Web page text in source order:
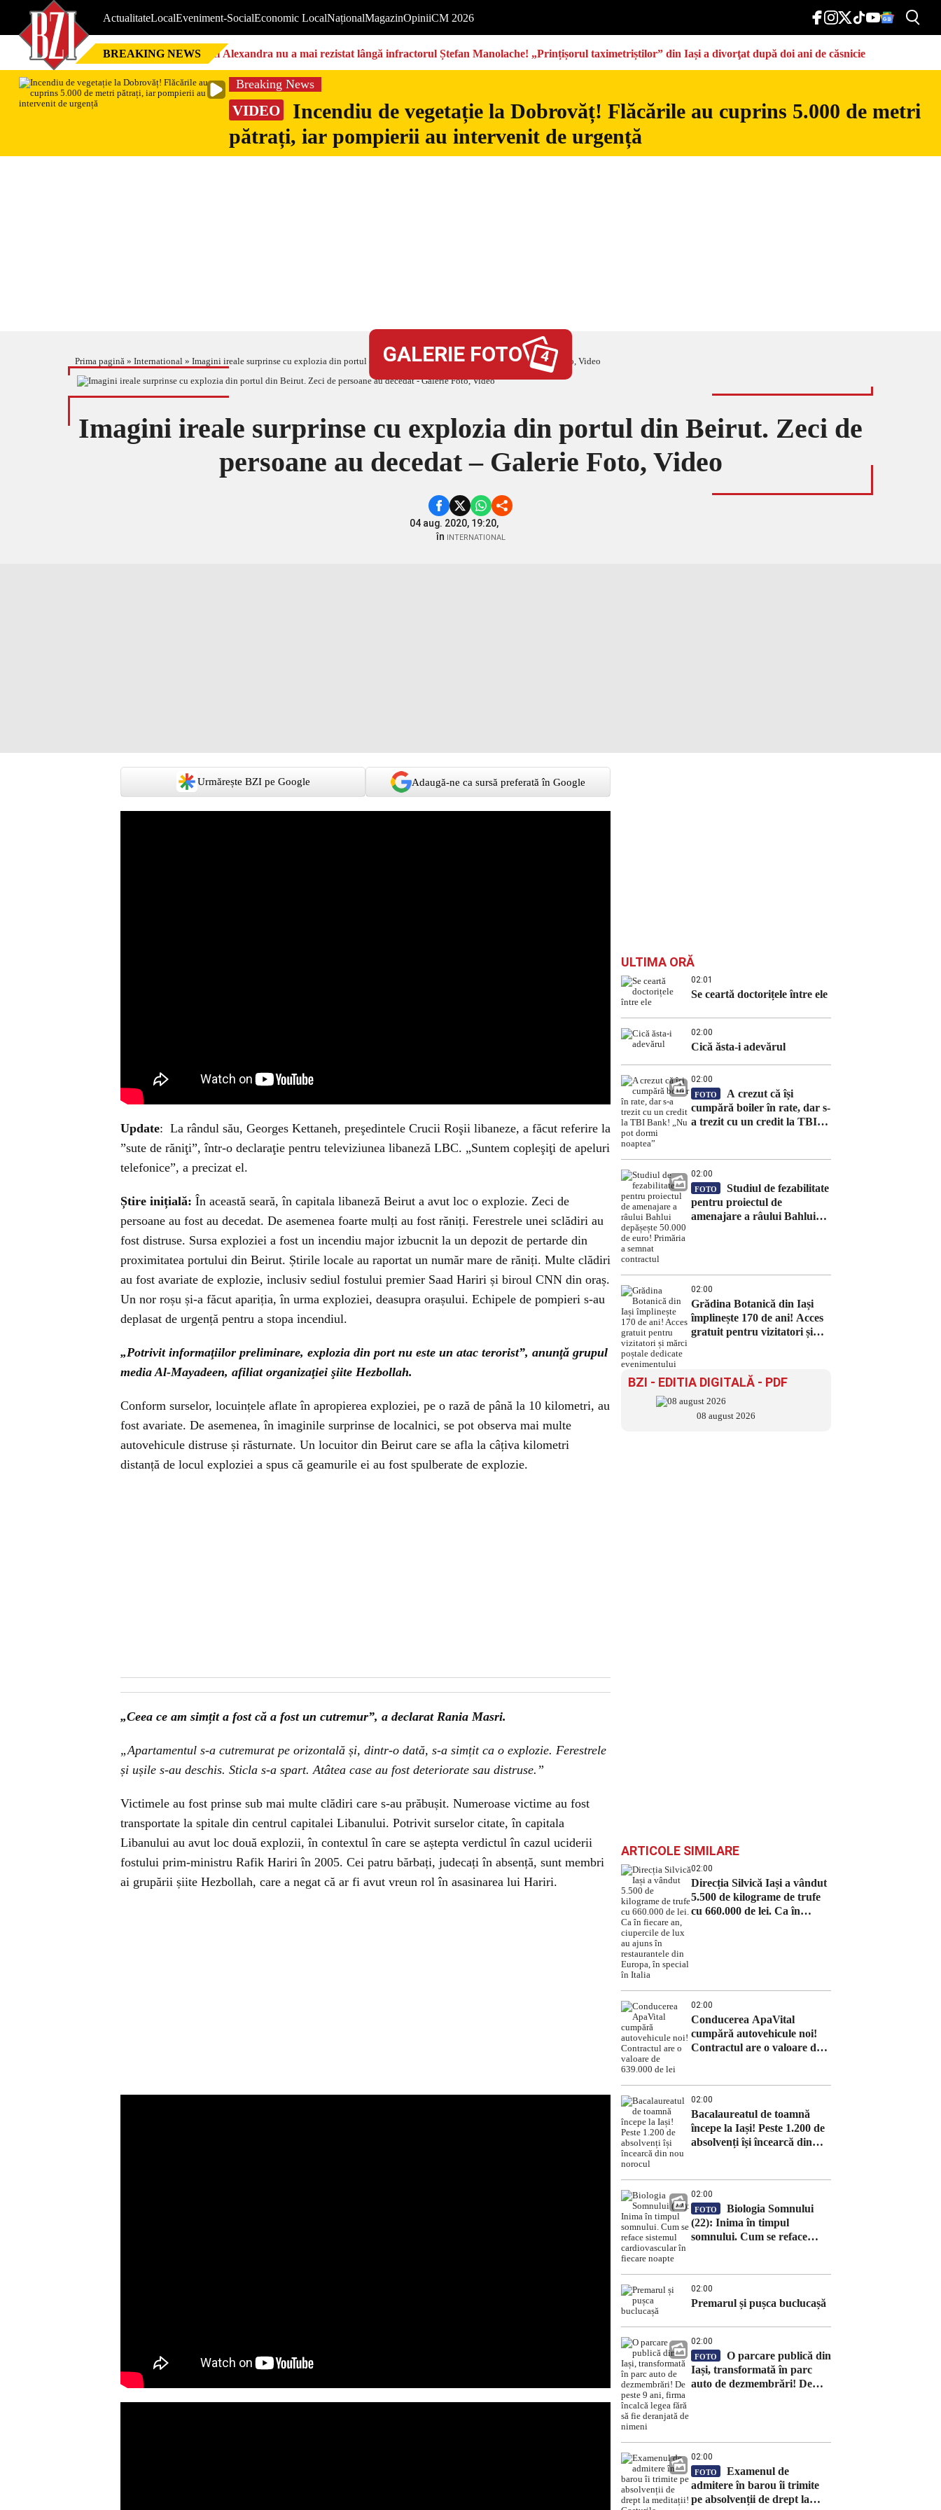
ActualitateLocalEveniment-SocialEconomic LocalNaționalMagazinOpiniiCM 2026
BREAKING NEWS Nici Alexandra nu a mai rezistat lângă infractorul Ștefan Manolache! „Prințișorul taximetriștilor” din Iași a divorţat după doi ani de căsnicie
Breaking News
VIDEO
Incendiu de vegetație la Dobrovăț! Flăcările au cuprins 5.000 de metri
pătrați, iar pompierii au intervenit de urgență
Prima pagină » International » Imagini ireale surprinse cu explozia din portul din Beirut. Zeci de persoane au decedat – Galerie Foto, Video
GALERIE FOTO 4
Imagini ireale surprinse cu explozia din portul din Beirut. Zeci de
persoane au decedat – Galerie Foto, Video
04 aug. 2020, 19:20,
în INTERNATIONAL
Urmărește BZI pe Google Adaugă-ne ca sursă preferată în Google
Update: La rândul său, Georges Kettaneh, preşedintele Crucii Roşii libaneze, a făcut referire la
”sute de răniţi”, într-o declaraţie pentru televiziunea libaneză LBC. „Suntem copleşiţi de apeluri
telefonice”, a precizat el.
Știre inițială: În această seară, în capitala libaneză Beirut a avut loc o explozie. Zeci de
persoane au fost au decedat. De asemenea foarte mulți au fost răniți. Ferestrele unei sclădiri au
fost distruse. Sursa exploziei a fost un incendiu major izbucnit la un depozit de pertarde din
proximitatea portului din Beirut. Știrile locale au raportat un număr mare de răniți. Multe clădiri
au fost avariate de explozie, inclusiv sediul fostului premier Saad Hariri și biroul CNN din oraș.
Un nor roșu și-a făcut apariția, în urma exploziei, deasupra orașului. Echipele de pompieri s-au
deplasat de urgență pentru a stopa incendiul.
„Potrivit informaţiilor preliminare, explozia din port nu este un atac terorist”, anunţă grupul
media Al-Mayadeen, afiliat organizaţiei şiite Hezbollah.
Conform surselor, locuințele aflate în apropierea exploziei, pe o rază de până la 10 kilometri, au
fost avariate. De asemenea, în imaginile surprinse de localnici, se pot observa mai multe
autovehicule distruse și răsturnate. Un locuitor din Beirut care se afla la câțiva kilometri
distanță de locul exploziei a spus că geamurile ei au fost spulberate de explozie.
„Ceea ce am simțit a fost că a fost un cutremur”, a declarat Rania Masri.
„Apartamentul s-a cutremurat pe orizontală și, dintr-o dată, s-a simțit ca o explozie. Ferestrele
și ușile s-au deschis. Sticla s-a spart. Atâtea case au fost deteriorate sau distruse.”
Victimele au fost prinse sub mai multe clădiri care s-au prăbușit. Numeroase victime au fost
transportate la spitale din centrul capitalei Libanului. Potrivit surselor citate, în capitala
Libanului au avut loc două explozii, în contextul în care se aștepta verdictul în cazul uciderii
fostului prim-ministru Rafik Hariri în 2005. Cei patru bărbați, judecați în absență, sunt membri
ai grupării șiite Hezbollah, care a negat că ar fi avut vreun rol în asasinarea lui Hariri.
ULTIMA ORĂ
02:01
Se ceartă doctorițele între ele
02:00
Cică ăsta-i adevărul
02:00
FOTO
A crezut că își
cumpără boiler în rate, dar s-
a trezit cu un credit la TBI
02:00
FOTO
Studiul de fezabilitate
pentru proiectul de
amenajare a râului Bahlui
02:00
Grădina Botanică din Iași
împlinește 170 de ani! Acces
gratuit pentru vizitatori și
BZI - EDITIA DIGITALĂ - PDF
08 august 2026
ARTICOLE SIMILARE
02:00
Direcția Silvică Iași a vândut
5.500 de kilograme de trufe
cu 660.000 de lei. Ca în
02:00
Conducerea ApaVital
cumpără autovehicule noi!
Contractul are o valoare de
02:00
Bacalaureatul de toamnă
începe la Iași! Peste 1.200 de
absolvenți își încearcă din
02:00
FOTO
Biologia Somnului
(22): Inima în timpul
somnului. Cum se reface
02:00
Premarul și pușca buclucașă
02:00
FOTO
O parcare publică din
Iași, transformată în parc
auto de dezmembrări! De
02:00
FOTO
Examenul de
admitere în barou îi trimite
pe absolvenții de drept la